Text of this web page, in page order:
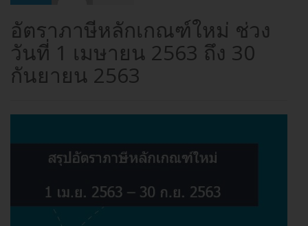
อัตราภาษีหลักเกณฑ์ใหม่ ช่วง
วันที่ 1 เมษายน 2563 ถึง 30
กันยายน 2563